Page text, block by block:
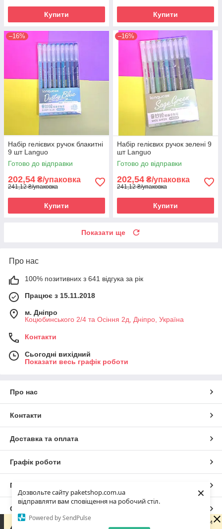
Дозвольте сайту paketshop.com.ua
відправляти вам сповіщення на робочий стіл.
Powered by SendPulse
×
Купити Купити
–16%
Набір гелієвих ручок блакитні
9 шт Languo
Готово до відправки
202,54 ₴/упаковка
241,12 ₴/упаковка
Купити
–16%
Набір гелієвих ручок зелені 9
шт Languo
Готово до відправки
202,54 ₴/упаковка
241,12 ₴/упаковка
Купити
Показати ще
Про нас
100% позитивних з 641 відгука за рік
Працює з 15.11.2018
м. Дніпро
Коцюбинського 2/4 та Осіння 2д, Дніпро, Україна
Контакти
Сьогодні вихідний
Показати весь графік роботи
Про нас
Контакти
Доставка та оплата
Графік роботи
Повна версія сайту
Сайт створено на маркетплейсі
Зараз ми не можемо швидко відповісти на запит, оскільки